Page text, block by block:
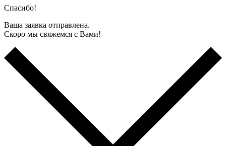
Спасибо!
Ваша заявка отправлена.
Скоро мы свяжемся с Вами!